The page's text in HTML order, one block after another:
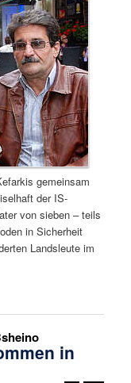
gemeinsam
der IS-
von sieben – teils
in Sicherheit
Landsleute im
in